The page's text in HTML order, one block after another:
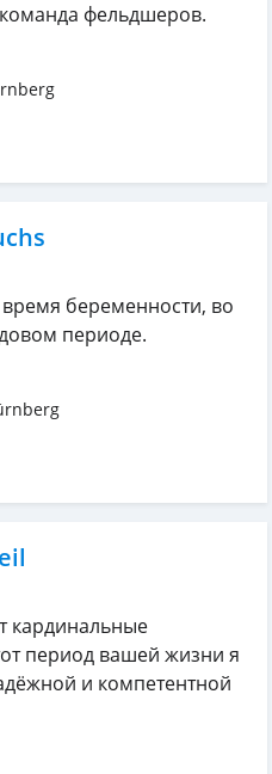
фельдшеров.
беременности, во
периоде.
кардинальные
период вашей жизни я
и компетентной